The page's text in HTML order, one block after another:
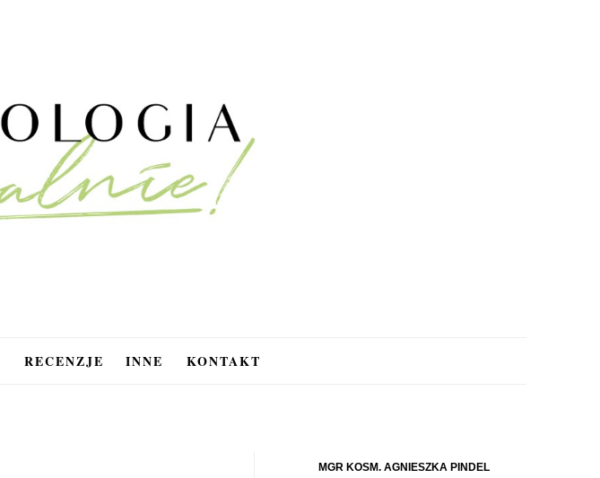
RECENZJE INNE KONTAKT
MGR KOSM. AGNIESZKA PINDEL